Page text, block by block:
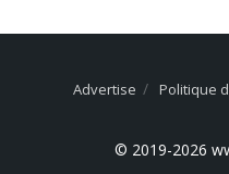
Advertise Politique
© 2019-2026